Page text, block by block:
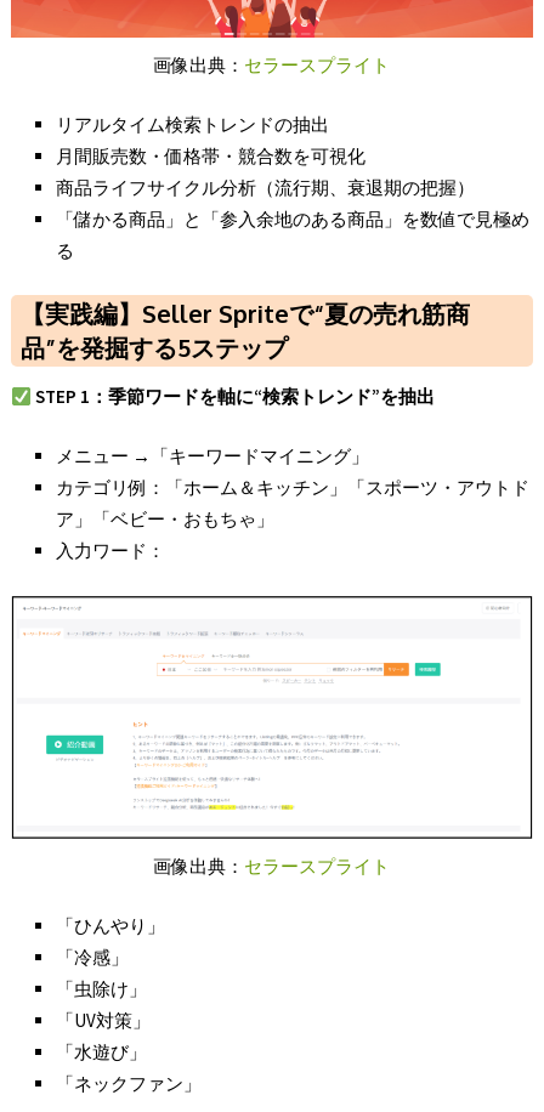
画像出典： セラースプライト
リアルタイム検索トレンドの抽出
月間販売数・価格帯・競合数を可視化
商品ライフサイクル分析（流行期、衰退期の把握）
「儲かる商品」と「参入余地のある商品」を数値で見極め
る
【実践編】Seller Spriteで“夏の売れ筋商
品”を発掘する5ステップ
STEP 1 ：季節ワードを軸に“検索トレンド”を抽出
メニュー →「キーワードマイニング」
カテゴリ例：「ホーム＆キッチン」「スポーツ・アウトド
ア」「ベビー・おもちゃ」
入力ワード：
画像出典： セラースプライト
「ひんやり」
「冷感」
「虫除け」
「UV対策」
「水遊び」
「ネックファン」